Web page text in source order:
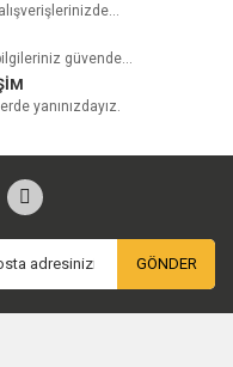
güvende...
yanınızdayız.
GÖNDER